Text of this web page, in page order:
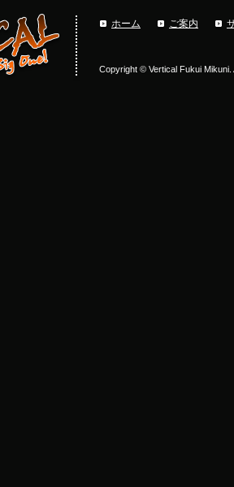
ホーム ご案内
Copyright © Vertical Fukui